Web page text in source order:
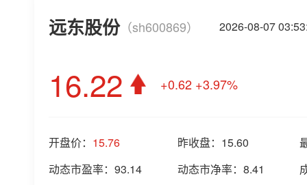
远东股份（sh600869） 2026-08-07
16.22 +0.62 +3.97%
开盘价： 15.76 昨收盘： 15.60
动态市盈率： 93.14 动态市净率： 8.41